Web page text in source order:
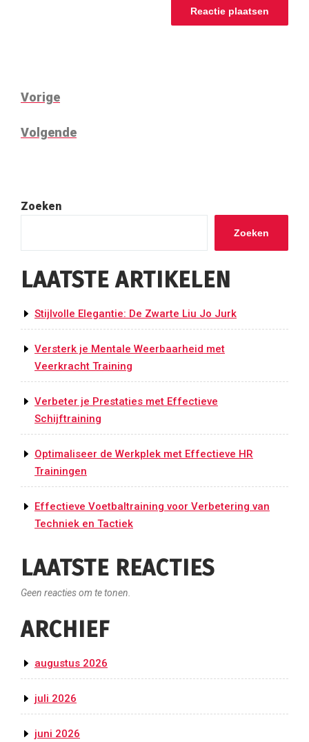
BERICHTNAVIGATIE
Vorig
Vorige
Volgend
Volgende
Zoeken
Zoeken
LAATSTE ARTIKELEN
Stijlvolle Elegantie: De Zwarte Liu Jo Jurk
Versterk je Mentale Weerbaarheid met
Veerkracht Training
Verbeter je Prestaties met Effectieve
Schijftraining
Optimaliseer de Werkplek met Effectieve HR
Trainingen
Effectieve Voetbaltraining voor Verbetering van
Techniek en Tactiek
LAATSTE REACTIES
Geen reacties om te tonen.
ARCHIEF
augustus 2026
juli 2026
juni 2026